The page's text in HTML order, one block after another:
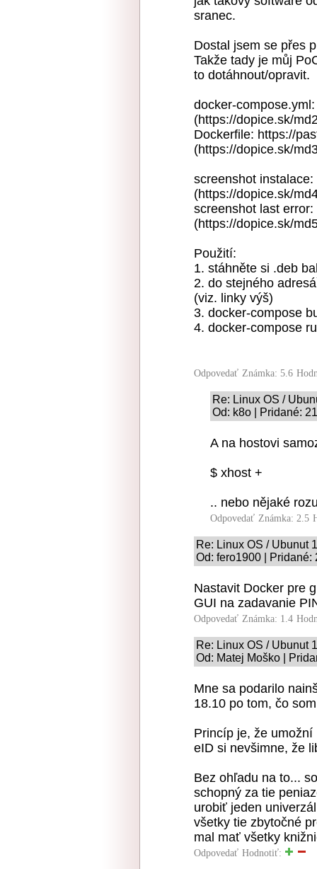
sranec.
Dostal jsem se přes
Takže tady je můj
to dotáhnout/opravit.
docker-
(https://dopice.sk/
Dockerfile: https://
(https://dopice.sk/
screenshot
(https://dopice.sk/
screenshot last
(https://dopice.sk/
Použití:
1. stáhněte si .deb
2. do stejného
(viz. linky výš)
3. docker-compose
4. docker-compose
Odpovedať Známka: 5.6
Re: Linux OS /
Od: k8o | Pridané:
A na hostovi
$ xhost +
.. nebo nějaké
Odpovedať Známka: 2.5
Re: Linux OS / Ubunut
Od: fero1900 | Pridané:
Nastavit Docker pre
GUI na zadavanie
Odpovedať Známka: 1.4
Re: Linux OS / Ubunut
Od: Matej Moško |
Mne sa podarilo
18.10 po tom, čo
Princíp je, že
eID si nevšimne, že
Bez ohľadu na to...
schopný za tie
urobiť jeden
všetky tie zbytočné
mal mať všetky
Odpovedať Hodnotiť: